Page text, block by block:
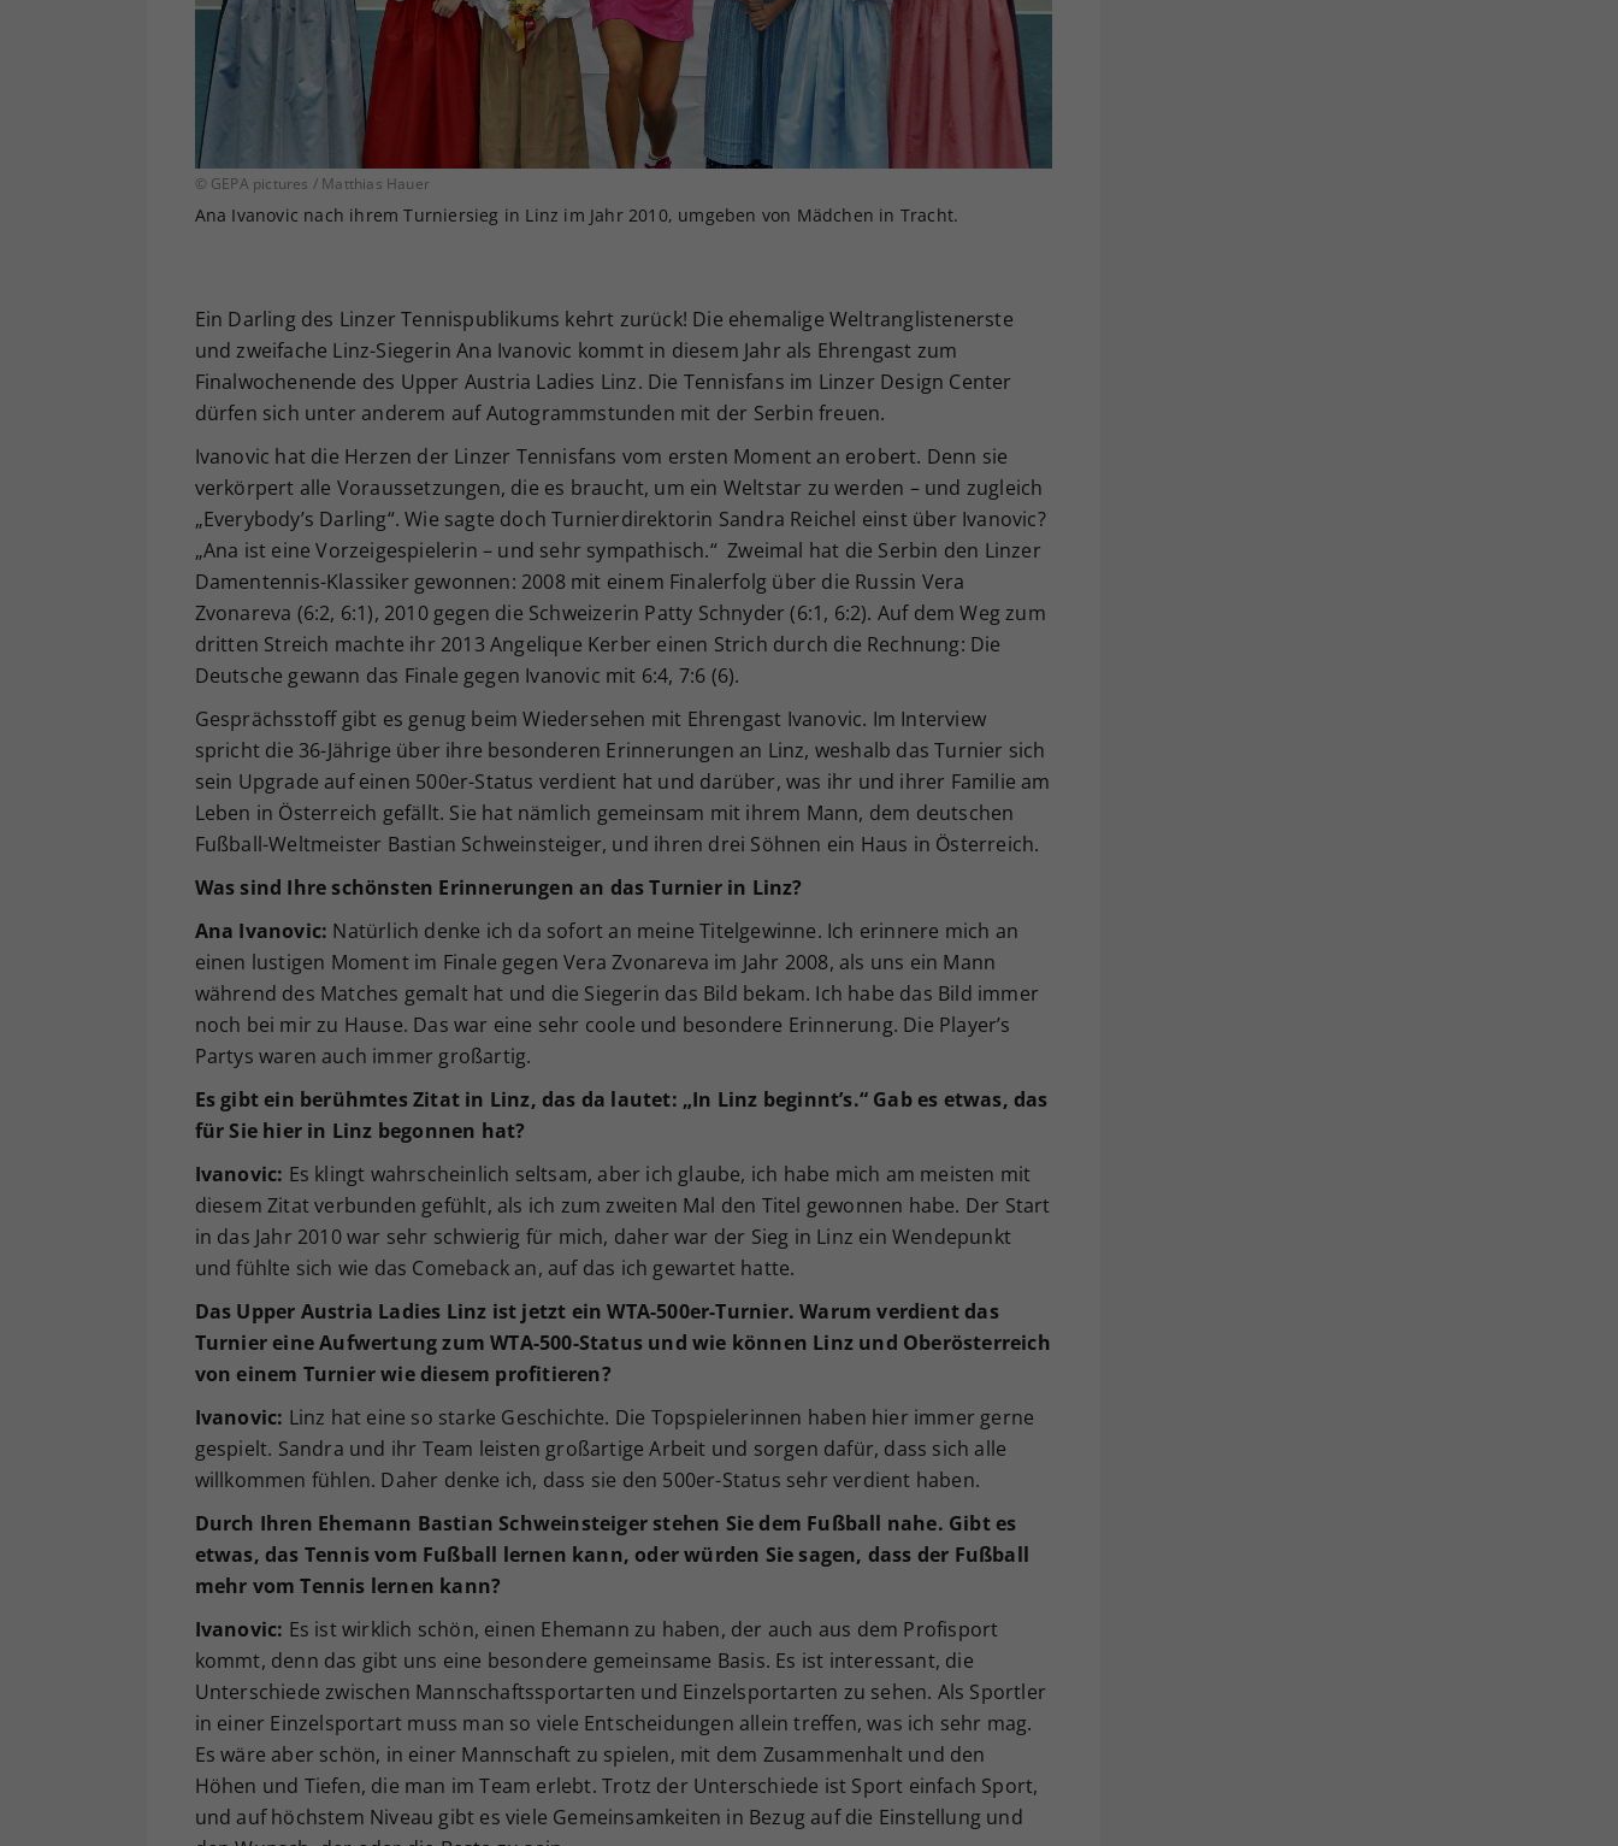
© GEPA pictures / Matthias Hauer
Ana Ivanovic nach ihrem Turniersieg in Linz im Jahr 2010, umgeben von Mädchen in Tracht.
Ein Darling des Linzer Tennispublikums kehrt zurück! Die ehemalige Weltranglistenerste
und zweifache Linz-Siegerin Ana Ivanovic kommt in diesem Jahr als Ehrengast zum
Finalwochenende des Upper Austria Ladies Linz. Die Tennisfans im Linzer Design Center
dürfen sich unter anderem auf Autogrammstunden mit der Serbin freuen.
Ivanovic hat die Herzen der Linzer Tennisfans vom ersten Moment an erobert. Denn sie
verkörpert alle Voraussetzungen, die es braucht, um ein Weltstar zu werden – und zugleich
„Everybody’s Darling“. Wie sagte doch Turnierdirektorin Sandra Reichel einst über Ivanovic?
„Ana ist eine Vorzeigespielerin – und sehr sympathisch.“ Zweimal hat die Serbin den Linzer
Damentennis-Klassiker gewonnen: 2008 mit einem Finalerfolg über die Russin Vera
Zvonareva (6:2, 6:1), 2010 gegen die Schweizerin Patty Schnyder (6:1, 6:2). Auf dem Weg zum
dritten Streich machte ihr 2013 Angelique Kerber einen Strich durch die Rechnung: Die
Deutsche gewann das Finale gegen Ivanovic mit 6:4, 7:6 (6).
Gesprächsstoff gibt es genug beim Wiedersehen mit Ehrengast Ivanovic. Im Interview
spricht die 36-Jährige über ihre besonderen Erinnerungen an Linz, weshalb das Turnier sich
sein Upgrade auf einen 500er-Status verdient hat und darüber, was ihr und ihrer Familie am
Leben in Österreich gefällt. Sie hat nämlich gemeinsam mit ihrem Mann, dem deutschen
Fußball-Weltmeister Bastian Schweinsteiger, und ihren drei Söhnen ein Haus in Österreich.
Was sind Ihre schönsten Erinnerungen an das Turnier in Linz?
Ana Ivanovic: Natürlich denke ich da sofort an meine Titelgewinne. Ich erinnere mich an
einen lustigen Moment im Finale gegen Vera Zvonareva im Jahr 2008, als uns ein Mann
während des Matches gemalt hat und die Siegerin das Bild bekam. Ich habe das Bild immer
noch bei mir zu Hause. Das war eine sehr coole und besondere Erinnerung. Die Player’s
Partys waren auch immer großartig.
Es gibt ein berühmtes Zitat in Linz, das da lautet: „In Linz beginnt’s.“ Gab es etwas, das
für Sie hier in Linz begonnen hat?
Ivanovic: Es klingt wahrscheinlich seltsam, aber ich glaube, ich habe mich am meisten mit
diesem Zitat verbunden gefühlt, als ich zum zweiten Mal den Titel gewonnen habe. Der Start
in das Jahr 2010 war sehr schwierig für mich, daher war der Sieg in Linz ein Wendepunkt
und fühlte sich wie das Comeback an, auf das ich gewartet hatte.
Das Upper Austria Ladies Linz ist jetzt ein WTA-500er-Turnier. Warum verdient das
Turnier eine Aufwertung zum WTA-500-Status und wie können Linz und Oberösterreich
von einem Turnier wie diesem profitieren?
Ivanovic: Linz hat eine so starke Geschichte. Die Topspielerinnen haben hier immer gerne
gespielt. Sandra und ihr Team leisten großartige Arbeit und sorgen dafür, dass sich alle
willkommen fühlen. Daher denke ich, dass sie den 500er-Status sehr verdient haben.
Durch Ihren Ehemann Bastian Schweinsteiger stehen Sie dem Fußball nahe. Gibt es
etwas, das Tennis vom Fußball lernen kann, oder würden Sie sagen, dass der Fußball
mehr vom Tennis lernen kann?
Ivanovic: Es ist wirklich schön, einen Ehemann zu haben, der auch aus dem Profisport
kommt, denn das gibt uns eine besondere gemeinsame Basis. Es ist interessant, die
Unterschiede zwischen Mannschaftssportarten und Einzelsportarten zu sehen. Als Sportler
in einer Einzelsportart muss man so viele Entscheidungen allein treffen, was ich sehr mag.
Es wäre aber schön, in einer Mannschaft zu spielen, mit dem Zusammenhalt und den
Höhen und Tiefen, die man im Team erlebt. Trotz der Unterschiede ist Sport einfach Sport,
und auf höchstem Niveau gibt es viele Gemeinsamkeiten in Bezug auf die Einstellung und
Ihrer vorgenommen Einstellungen, falls der
Webseiten-Betreiber dies eingestellt hat.